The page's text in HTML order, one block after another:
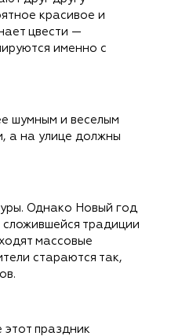
красивое и
цвести —
именно с
шумным и веселым
а на улице должны
Однако Новый год
традиции
массовые
стараются так,
праздник